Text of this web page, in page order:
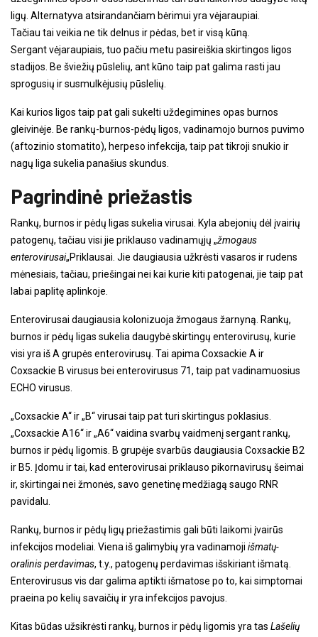
ligų. Alternatyva atsirandančiam bėrimui yra vėjaraupiai.
Tačiau tai veikia ne tik delnus ir pėdas, bet ir visą kūną.
Sergant vėjaraupiais, tuo pačiu metu pasireiškia skirtingos ligos
stadijos. Be šviežių pūslelių, ant kūno taip pat galima rasti jau
sprogusių ir susmulkėjusių pūslelių.
Kai kurios ligos taip pat gali sukelti uždegimines opas burnos
gleivinėje. Be rankų-burnos-pėdų ligos, vadinamojo burnos puvimo
(aftozinio stomatito), herpeso infekcija, taip pat tikroji snukio ir
nagų liga sukelia panašius skundus.
Pagrindinė priežastis
Rankų, burnos ir pėdų ligas sukelia virusai. Kyla abejonių dėl įvairių
patogenų, tačiau visi jie priklauso vadinamųjų „žmogaus
enterovirusai„Priklausai. Jie daugiausia užkrėsti vasaros ir rudens
mėnesiais, tačiau, priešingai nei kai kurie kiti patogenai, jie taip pat
labai paplitę aplinkoje.
Enterovirusai daugiausia kolonizuoja žmogaus žarnyną. Rankų,
burnos ir pėdų ligas sukelia daugybė skirtingų enterovirusų, kurie
visi yra iš A grupės enterovirusų. Tai apima Coxsackie A ir
Coxsackie B virusus bei enterovirusus 71, taip pat vadinamuosius
ECHO virusus.
„Coxsackie A“ ir „B“ virusai taip pat turi skirtingus poklasius.
„Coxsackie A16“ ir „A6“ vaidina svarbų vaidmenį sergant rankų,
burnos ir pėdų ligomis. B grupėje svarbūs daugiausia Coxsackie B2
ir B5. Įdomu ir tai, kad enterovirusai priklauso pikornavirusų šeimai
ir, skirtingai nei žmonės, savo genetinę medžiagą saugo RNR
pavidalu.
Rankų, burnos ir pėdų ligų priežastimis gali būti laikomi įvairūs
infekcijos modeliai. Viena iš galimybių yra vadinamoji išmatų-
oralinis perdavimas, t.y., patogenų perdavimas išskiriant išmatą.
Enterovirusus vis dar galima aptikti išmatose po to, kai simptomai
praeina po kelių savaičių ir yra infekcijos pavojus.
Kitas būdas užsikrėsti rankų, burnos ir pėdų ligomis yra tas Lašelių